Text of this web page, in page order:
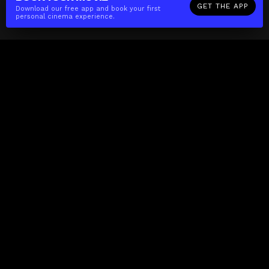
Download our free app and book your first
personal cinema experience.
GET THE APP